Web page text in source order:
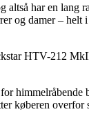
altså har en lang
og damer – helt
HTV-212
himmelråbende
køberen overfor